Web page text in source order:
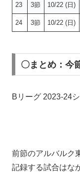
23 3節 10/22 (日)
24 3節 10/22 (日)
〇まとめ：今
Bリーグ 2023-24
前節のアルバルク
記録する試合はな